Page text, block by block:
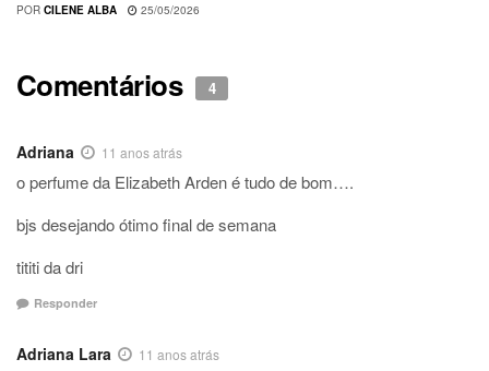
POR CILENE ALBA 25/05/2026
Comentários 4
Adriana 11 anos atrás
o perfume da Elizabeth Arden é tudo de bom….
bjs desejando ótimo final de semana
tititi da dri
Responder
Adriana Lara 11 anos atrás